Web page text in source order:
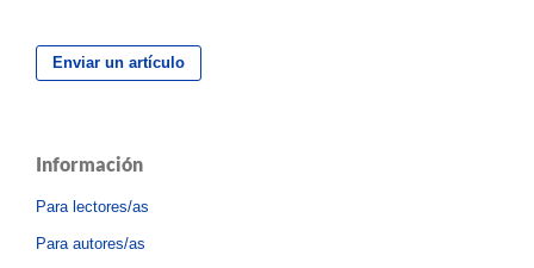
Enviar un artículo
Información
Para lectores/as
Para autores/as